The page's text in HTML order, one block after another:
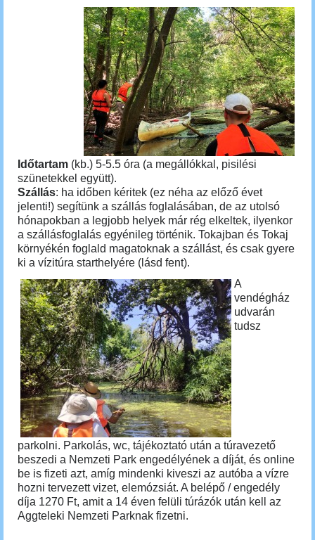
Időtartam (kb.) 5-5.5 óra (a megállókkal, pisilési
szünetekkel együtt).
Szállás: ha időben kéritek (ez néha az előző évet
jelenti!) segítünk a szállás foglalásában, de az utolsó
hónapokban a legjobb helyek már rég elkeltek, ilyenkor
a szállásfoglalás egyénileg történik. Tokajban és Tokaj
környékén foglald magatoknak a szállást, és csak gyere
ki a vízitúra starthelyére (lásd fent).
A
vendégház
udvarán
tudsz
parkolni. Parkolás, wc, tájékoztató után a túravezető
beszedi a Nemzeti Park engedélyének a díját, és online
be is fizeti azt, amíg mindenki kiveszi az autóba a vízre
hozni tervezett vizet, elemózsiát. A belépő / engedély
díja 1270 Ft, amit a 14 éven felüli túrázók után kell az
Aggteleki Nemzeti Parknak fizetni.